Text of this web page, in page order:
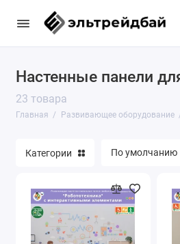
Настенные панели
23 товара
Главная Развивающее оборудование
Автогородки
Безопасное колесо
Напольные\настольные
Настенные игры
Категории